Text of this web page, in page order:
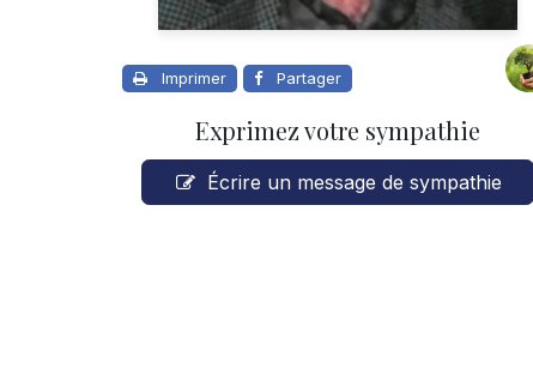
Imprimer Partager
Exprimez votre sympathie
Écrire un message de sympathie